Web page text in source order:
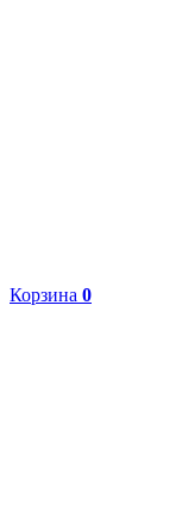
Корзина 0